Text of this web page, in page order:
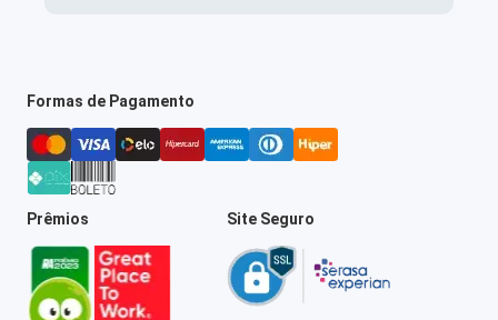
Formas de Pagamento
Prêmios Site Seguro